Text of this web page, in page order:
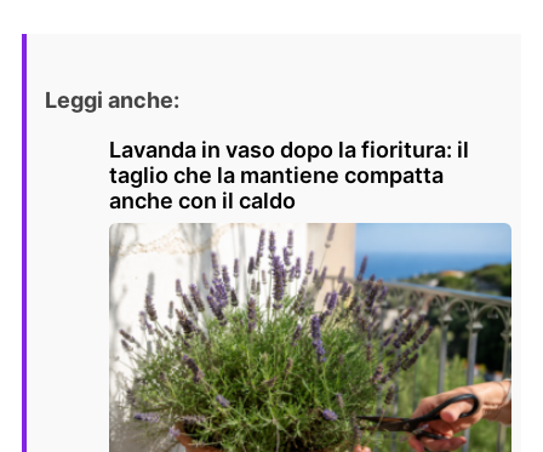
Leggi anche:
Lavanda in vaso dopo la fioritura: il
taglio che la mantiene compatta
anche con il caldo